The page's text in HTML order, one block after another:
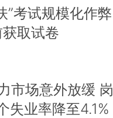
”考试规模化作弊
取试卷
市场意外放缓 岗
失业率降至4.1%